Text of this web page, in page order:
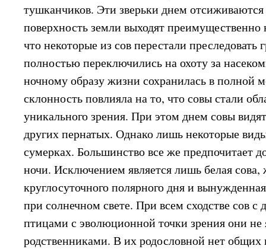
тушканчиков. Эти зверьки днем
поверхность земли выходят
что некоторые из сов перестали преследовать
полностью переключились на охоту за
ночному образу жизни сохранилась в полной
склонность повлияла на то, что совы стали
уникального зрения. При этом днем совы
других пернатых. Однако лишь некоторые
сумерках. Большинство все же предпочитает
ночи. Исключением является лишь белая
круглосуточного полярного дня и
при солнечном свете. При всем сходстве сов
птицами с эволюционной точки зрения они
родственниками. В их родословной нет общих